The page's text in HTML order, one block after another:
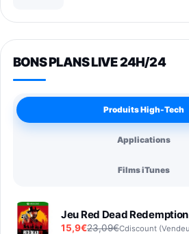
BONS PLANS LIVE 24H/24
Produits High-Tech
Applications
Films iTunes
Jeu Red Dead
15,9€23,09€Cdiscount